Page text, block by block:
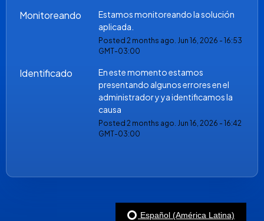
Monitoreando
Estamos monitoreando la solución
aplicada.
Posted 2months ago. Jun 16, 2026 - 16:53
GMT-03:00
Identificado
En este momento estamos
presentando algunos errores en el
administrador y ya identificamos la
causa
Posted 2months ago. Jun 16, 2026 - 16:42
GMT-03:00
Español (América Latina)